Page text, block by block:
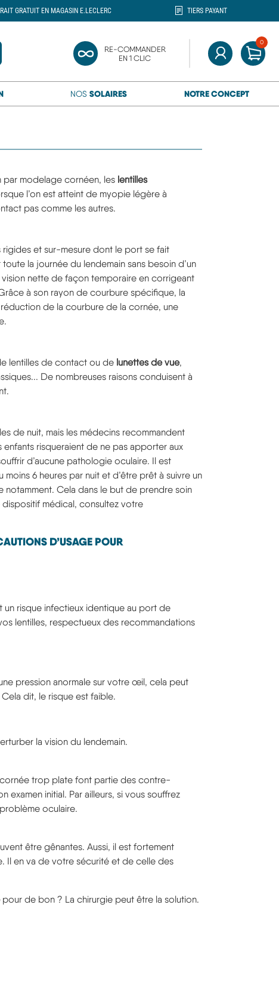
GRATUIT EN MAGASIN E.LECLERC TIERS PAYANT
RE-COMMANDER
EN 1 CLIC
0
NOSSOLAIRES NOTRE CONCEPT
par modelage cornéen, les lentilles
l’on est atteint de myopie légère à
pas comme les autres.
rigides et sur-mesure dont le port se fait
la journée du lendemain sans besoin d’un
nette de façon temporaire en corrigeant
à son rayon de courbure spécifique, la
de la courbure de la cornée, une
lentilles de contact ou de lunettes de vue,
De nombreuses raisons conduisent à
de nuit, mais les médecins recommandent
enfants risqueraient de ne pas apporter aux
d’aucune pathologie oculaire. Il est
6 heures par nuit et d’être prêt à suivre un
Cela dans le but de prendre soin
médical, consultez votre
D’USAGE POUR
un risque infectieux identique au port de
lentilles, respectueux des recommandations
pression anormale sur votre œil, cela peut
Cela dit, le risque est faible.
la vision du lendemain.
trop plate font partie des contre-
initial. Par ailleurs, si vous souffrez
oculaire.
être gênantes. Aussi, il est fortement
Il en va de votre sécurité et de celle des
pour de bon ? La chirurgie peut être la solution.